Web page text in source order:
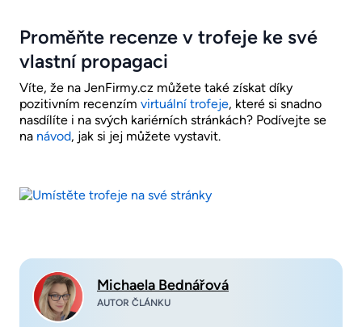
Proměňte recenze v trofeje ke své
vlastní propagaci
Víte, že na JenFirmy.cz můžete také získat díky
pozitivním recenzím virtuální trofeje, které si snadno
nasdílíte i na svých kariérních stránkách? Podívejte se
na návod, jak si jej můžete vystavit.
Michaela Bednářová
AUTOR ČLÁNKU